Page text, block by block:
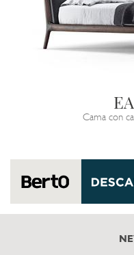
Cama con